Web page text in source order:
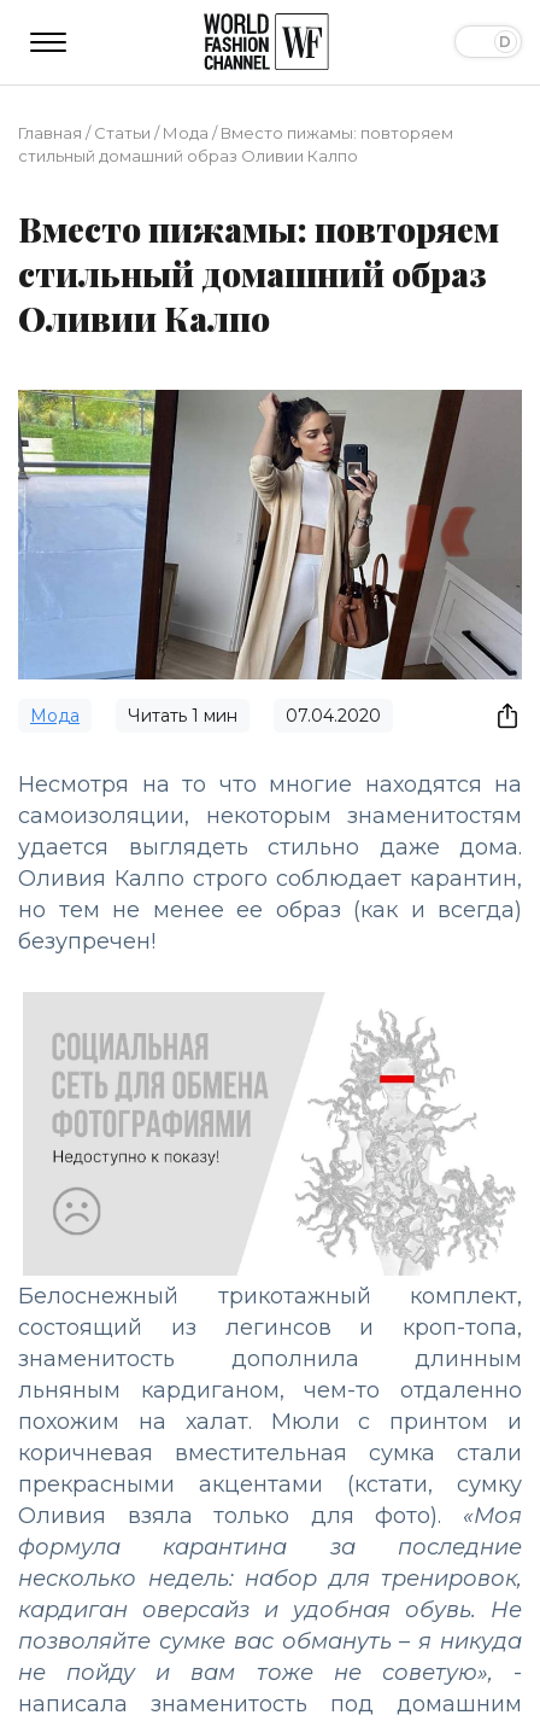
Главная /Статьи /Мода /Вместо пижамы: повторяем
стильный домашний образ Оливии Калпо
Вместо пижамы: повторяем
стильный домашний образ
Оливии Калпо
Мода Читать 1 мин 07.04.2020
Несмотря на то что многие находятся на
самоизоляции, некоторым знаменитостям
удается выглядеть стильно даже дома.
Оливия Калпо строго соблюдает карантин,
но тем не менее ее образ (как и всегда)
безупречен!
Белоснежный трикотажный комплект,
состоящий из легинсов и кроп-топа,
знаменитость дополнила длинным
льняным кардиганом, чем-то отдаленно
похожим на халат. Мюли с принтом и
коричневая вместительная сумка стали
прекрасными акцентами (кстати, сумку
Оливия взяла только для фото). «Моя
формула карантина за последние
несколько недель: набор для тренировок,
кардиган оверсайз и удобная обувь. Не
позволяйте сумке вас обмануть – я никуда
не пойду и вам тоже не советую», -
написала знаменитость под домашним